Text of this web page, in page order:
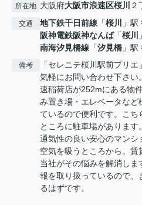
所在地 大阪府大阪市浪速区桜川 ２
交通 地下鉄千日前線 「桜川
」
阪神電鉄阪神なんば「桜川
南海汐見橋線 「汐見橋 」
備考
「セレニテ桜川駅前プリ
気軽にお問い合わせ下さ
速稲荷店が252mにある物
み置き場・エレベータなど
ているので便利です。こ
ところに駐車場があります
通気性の良い安心のマンシ
空気を吸うところから。賃
当社がその悩みを解消し
報を取り扱っているので
るはずです。